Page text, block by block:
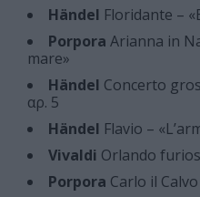
Händel Floridante –
Porpora Arianna in
mare»
Händel Concerto
αρ. 5
Händel Flavio –
Vivaldi Orlando
Porpora Carlo il